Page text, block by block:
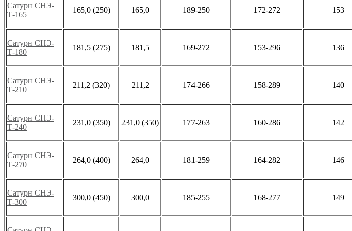
Сатурн СНЭ-
Т-165
165,0 (250) 165,0 189-250 172-272 153
Сатурн СНЭ-
Т-180
181,5 (275) 181,5 169-272 153-296 136
Сатурн СНЭ-
Т-210
211,2 (320) 211,2 174-266 158-289 140
Сатурн СНЭ-
Т-240
231,0 (350) 231,0 (350) 177-263 160-286 142
Сатурн СНЭ-
Т-270
264,0 (400) 264,0 181-259 164-282 146
Сатурн СНЭ-
Т-300
300,0 (450) 300,0 185-255 168-277 149